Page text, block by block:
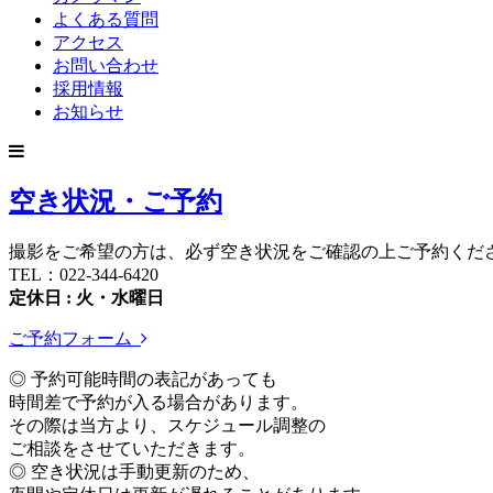
よくある質問
アクセス
お問い合わせ
採用情報
お知らせ
空き状況・ご予約
撮影をご希望の方は、必ず空き状況をご確認の上ご予約くだ
TEL：022-344-6420
定休日 : 火・水曜日
ご予約フォーム
◎ 予約可能時間の表記があっても
時間差で予約が入る場合があります。
その際は当方より、スケジュール調整の
ご相談をさせていただきます。
◎ 空き状況は手動更新のため、